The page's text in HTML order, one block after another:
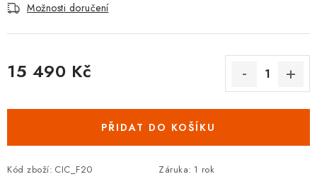
VW
Podmínky ochrany osobních údajů
Obchodní podmínky
Možnosti doručení
15 490 Kč
PŘIDAT DO KOŠÍKU
Kód zboží: CIC_F20 Záruka: 1 rok